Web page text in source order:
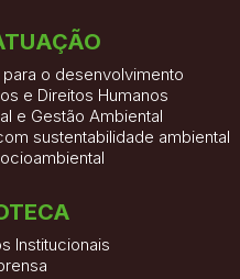
o desenvolvimento
e Direitos Humanos
e Gestão Ambiental
sustentabilidade ambiental
Institucionais